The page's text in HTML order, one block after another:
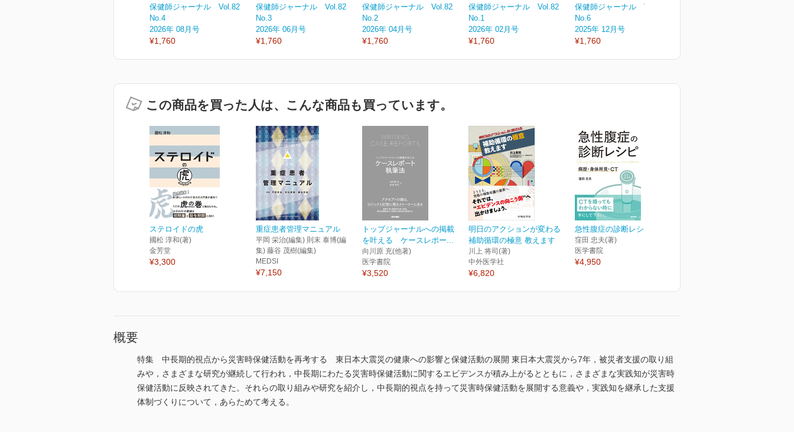
保健師ジャーナル Vol.82
No.4
2026年 08月号
¥1,760
保健師ジャーナル Vol.82
No.3
2026年 06月号
¥1,760
保健師ジャーナル Vol.82
No.2
2026年 04月号
¥1,760
保健師ジャーナル Vol.82
No.1
2026年 02月号
¥1,760
保健師ジャーナル Vol.81
No.6
2025年 12月号
¥1,760
この商品を買った人は、こんな商品も買っています。
ステロイドの虎
國松 淳和(著)
金芳堂
¥3,300
重症患者管理マニュアル
平岡 栄治(編集) 則末 泰博(編
集) 藤谷 茂樹(編集)
MEDSI
¥7,150
トップジャーナルへの掲載
を叶える ケースレポー...
向川原 充(他著)
医学書院
¥3,520
明日のアクションが変わる
補助循環の極意 教えます
川上 将司(著)
中外医学社
¥6,820
急性腹症の診断レシピ
窪田 忠夫(著)
医学書院
¥4,950
概要
特集 中長期的視点から災害時保健活動を再考する 東日本大震災の健康への影響と保健活動の展開 東日本大震災から7年，被災者支援の取り組
みや，さまざまな研究が継続して行われ，中長期にわたる災害時保健活動に関するエビデンスが積み上がるとともに，さまざまな実践知が災害時
保健活動に反映されてきた。それらの取り組みや研究を紹介し，中長期的視点を持って災害時保健活動を展開する意義や，実践知を継承した支援
体制づくりについて，あらためて考える。